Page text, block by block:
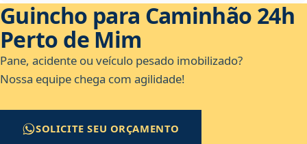
Guincho para Caminhão 24h
Perto de Mim
Pane, acidente ou veículo pesado imobilizado?
Nossa equipe chega com agilidade!
SOLICITE SEU ORÇAMENTO